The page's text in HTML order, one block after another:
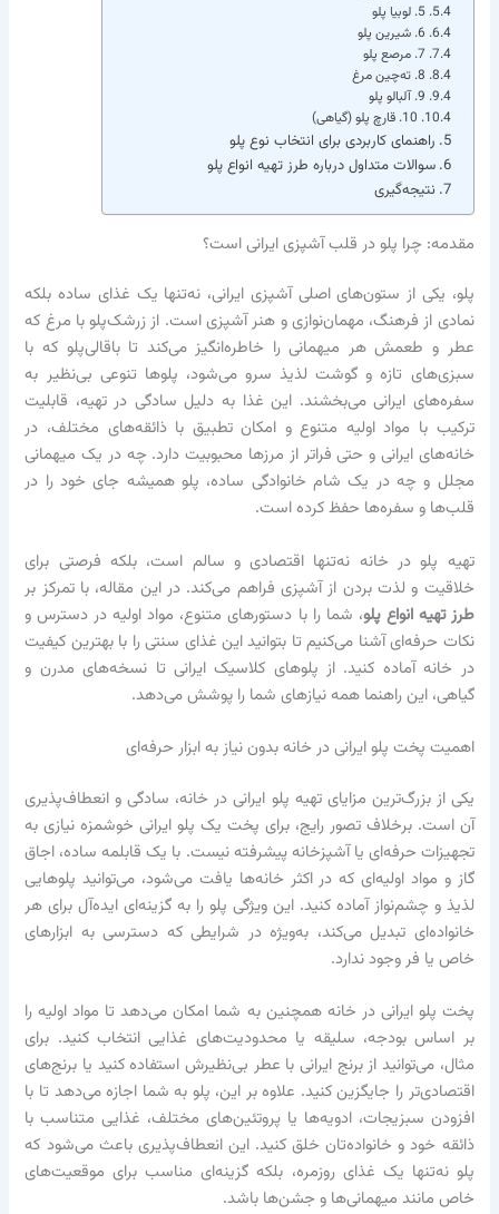
5. لوبیا پلو
6. شیرین پلو
7. مرصع پلو
8. ته‌چین مرغ
9. آلبالو پلو
10. قارچ پلو (گیاهی)
راهنمای کاربردی برای انتخاب نوع پلو
سوالات متداول درباره طرز تهیه انواع پلو
نتیجه‌گیری
مقدمه: چرا پلو در قلب آشپزی ایرانی است؟
پلو، یکی از ستون‌های اصلی آشپزی ایرانی، نه‌تنها یک غذای ساده بلکه
نمادی از فرهنگ، مهمان‌نوازی و هنر آشپزی است. از زرشک‌پلو با مرغ که
عطر و طعمش هر میهمانی را خاطره‌انگیز می‌کند تا باقالی‌پلو که با
سبزی‌های تازه و گوشت لذیذ سرو می‌شود، پلوها تنوعی بی‌نظیر به
سفره‌های ایرانی می‌بخشند. این غذا به دلیل سادگی در تهیه، قابلیت
ترکیب با مواد اولیه متنوع و امکان تطبیق با ذائقه‌های مختلف، در
خانه‌های ایرانی و حتی فراتر از مرزها محبوبیت دارد. چه در یک میهمانی
مجلل و چه در یک شام خانوادگی ساده، پلو همیشه جای خود را در
قلب‌ها و سفره‌ها حفظ کرده است.
تهیه پلو در خانه نه‌تنها اقتصادی و سالم است، بلکه فرصتی برای
خلاقیت و لذت بردن از آشپزی فراهم می‌کند. در این مقاله، با تمرکز بر
طرز تهیه انواع پلو، شما را با دستورهای متنوع، مواد اولیه در دسترس و
نکات حرفه‌ای آشنا می‌کنیم تا بتوانید این غذای سنتی را با بهترین کیفیت
در خانه آماده کنید. از پلوهای کلاسیک ایرانی تا نسخه‌های مدرن و
گیاهی، این راهنما همه نیازهای شما را پوشش می‌دهد.
اهمیت پخت پلو ایرانی در خانه بدون نیاز به ابزار حرفه‌ای
یکی از بزرگ‌ترین مزایای تهیه پلو ایرانی در خانه، سادگی و انعطاف‌پذیری
آن است. برخلاف تصور رایج، برای پخت یک پلو ایرانی خوشمزه نیازی به
تجهیزات حرفه‌ای یا آشپزخانه پیشرفته نیست. با یک قابلمه ساده، اجاق
گاز و مواد اولیه‌ای که در اکثر خانه‌ها یافت می‌شود، می‌توانید پلوهایی
لذیذ و چشم‌نواز آماده کنید. این ویژگی پلو را به گزینه‌ای ایده‌آل برای هر
خانواده‌ای تبدیل می‌کند، به‌ویژه در شرایطی که دسترسی به ابزارهای
خاص یا فر وجود ندارد.
پخت پلو ایرانی در خانه همچنین به شما امکان می‌دهد تا مواد اولیه را
بر اساس بودجه، سلیقه یا محدودیت‌های غذایی انتخاب کنید. برای
مثال، می‌توانید از برنج ایرانی با عطر بی‌نظیرش استفاده کنید یا برنج‌های
اقتصادی‌تر را جایگزین کنید. علاوه بر این، پلو به شما اجازه می‌دهد تا با
افزودن سبزیجات، ادویه‌ها یا پروتئین‌های مختلف، غذایی متناسب با
ذائقه خود و خانواده‌تان خلق کنید. این انعطاف‌پذیری باعث می‌شود که
پلو نه‌تنها یک غذای روزمره، بلکه گزینه‌ای مناسب برای موقعیت‌های
خاص مانند میهمانی‌ها و جشن‌ها باشد.